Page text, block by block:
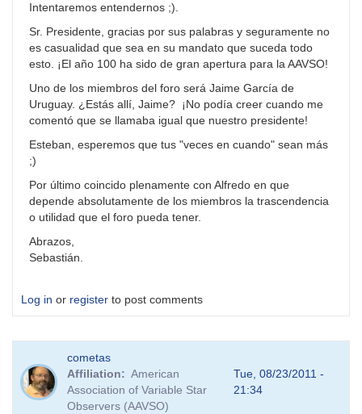
Intentaremos entendernos ;).
Sr. Presidente, gracias por sus palabras y seguramente no
es casualidad que sea en su mandato que suceda todo
esto. ¡El año 100 ha sido de gran apertura para la AAVSO!
Uno de los miembros del foro será Jaime García de
Uruguay. ¿Estás allí, Jaime? ¡No podía creer cuando me
comentó que se llamaba igual que nuestro presidente!
Esteban, esperemos que tus "veces en cuando" sean más
;)
Por último coincido plenamente con Alfredo en que
depende absolutamente de los miembros la trascendencia
o utilidad que el foro pueda tener.
Abrazos,
Sebastián.
Log in or register to post comments
cometas
Affiliation
American
Association of Variable Star
Observers (AAVSO)
Tue, 08/23/2011 -
21:34